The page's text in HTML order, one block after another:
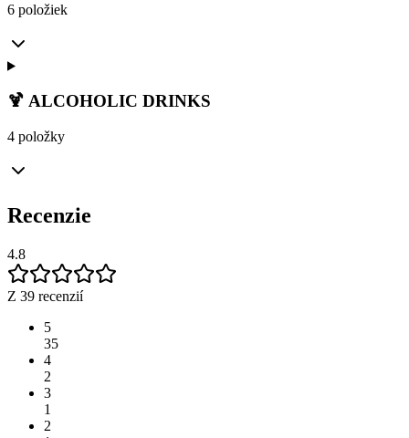
6 položiek
🍹 ALCOHOLIC DRINKS
4 položky
Recenzie
4.8
Z 39 recenzií
5
35
4
2
3
1
2